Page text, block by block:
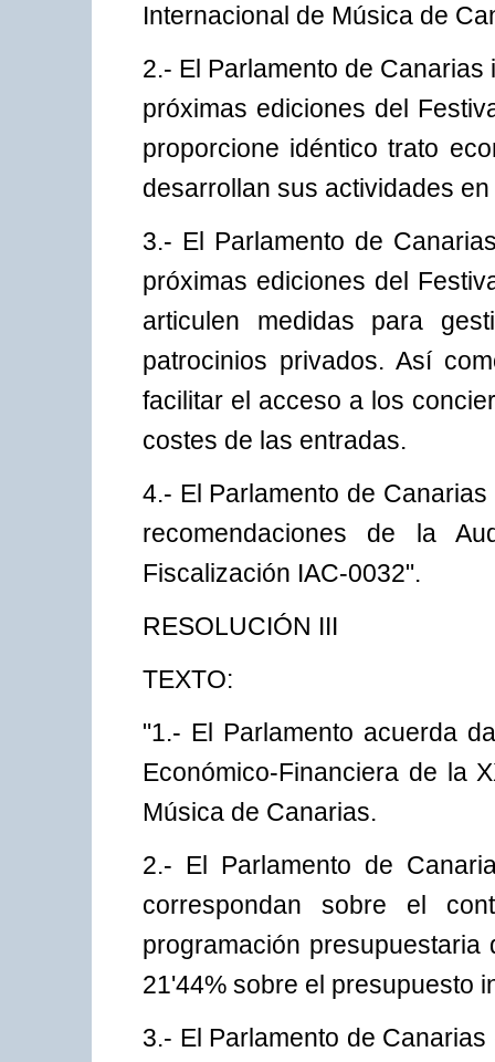
Internacional de Música de
2.- El Parlamento de
próximas ediciones del
proporcione idéntico trato
desarrollan sus actividades
3.- El Parlamento de
próximas ediciones del
articulen medidas para
patrocinios privados. Así
facilitar el acceso a los
costes de las entradas.
4.- El Parlamento de
recomendaciones de la
Fiscalización IAC-0032".
RESOLUCIÓN III
TEXTO:
"1.- El Parlamento acuerda
Económico-Financiera de la
Música de Canarias.
2.- El Parlamento de
correspondan sobre el
programación
21'44% sobre el presupuesto
3.- El Parlamento de